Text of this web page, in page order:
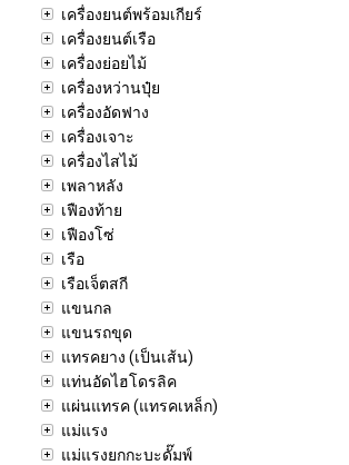
เครื่องยนต์พร้อมเกียร์
เครื่องยนต์เรือ
เครื่องย่อยไม้
เครื่องหว่านปุ๋ย
เครื่องอัดฟาง
เครื่องเจาะ
เครื่องไสไม้
เพลาหลัง
เฟืองท้าย
เฟืองโซ่
เรือ
เรือเจ็ตสกี
แขนกล
แขนรถขุด
แทรคยาง (เป็นเส้น)
แท่นอัดไฮโดรลิค
แผ่นแทรค (แทรคเหล็ก)
แม่แรง
แม่แรงยกกะบะดั๊มพ์